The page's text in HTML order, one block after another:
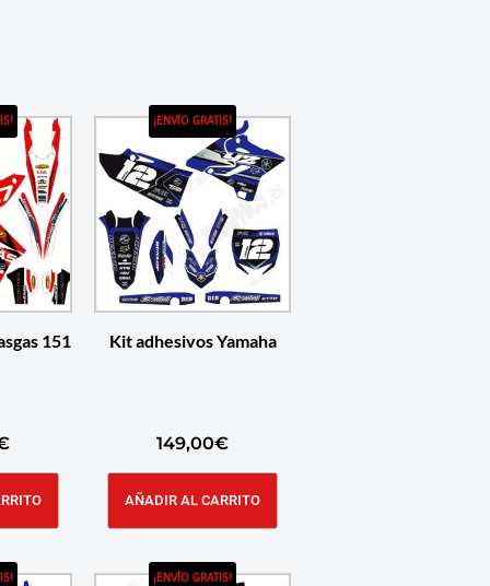
151
¡ENVÍO GRATIS!
Kit adhesivos Yamaha
149,00€
AÑADIR AL CARRITO
¡ENVÍO GRATIS!